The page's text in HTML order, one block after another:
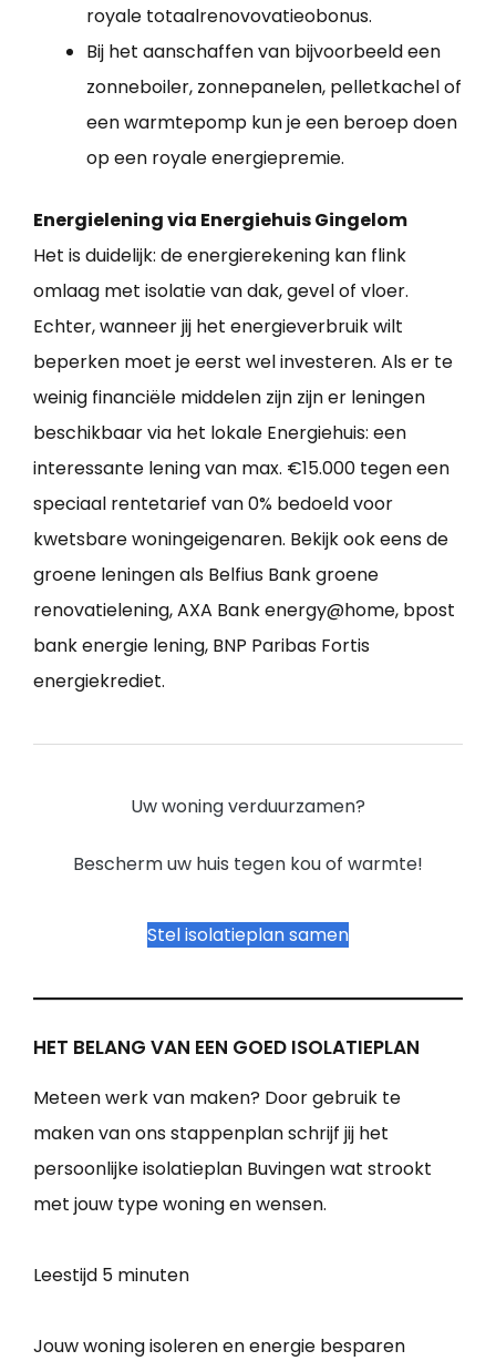
royale totaalrenovovatieobonus.
Bij het aanschaffen van bijvoorbeeld een
zonneboiler, zonnepanelen, pelletkachel of
een warmtepomp kun je een beroep doen
op een royale energiepremie.
Energielening via Energiehuis Gingelom
Het is duidelijk: de energierekening kan flink
omlaag met isolatie van dak, gevel of vloer.
Echter, wanneer jij het energieverbruik wilt
beperken moet je eerst wel investeren. Als er te
weinig financiële middelen zijn zijn er leningen
beschikbaar via het lokale Energiehuis: een
interessante lening van max. €15.000 tegen een
speciaal rentetarief van 0% bedoeld voor
kwetsbare woningeigenaren. Bekijk ook eens de
groene leningen als Belfius Bank groene
renovatielening, AXA Bank energy@home, bpost
bank energie lening, BNP Paribas Fortis
energiekrediet.
Uw woning verduurzamen?
Bescherm uw huis tegen kou of warmte!
Stel isolatieplan samen
HET BELANG VAN EEN GOED ISOLATIEPLAN
Meteen werk van maken? Door gebruik te
maken van ons stappenplan schrijf jij het
persoonlijke isolatieplan Buvingen wat strookt
met jouw type woning en wensen.
Leestijd 5 minuten
Jouw woning isoleren en energie besparen